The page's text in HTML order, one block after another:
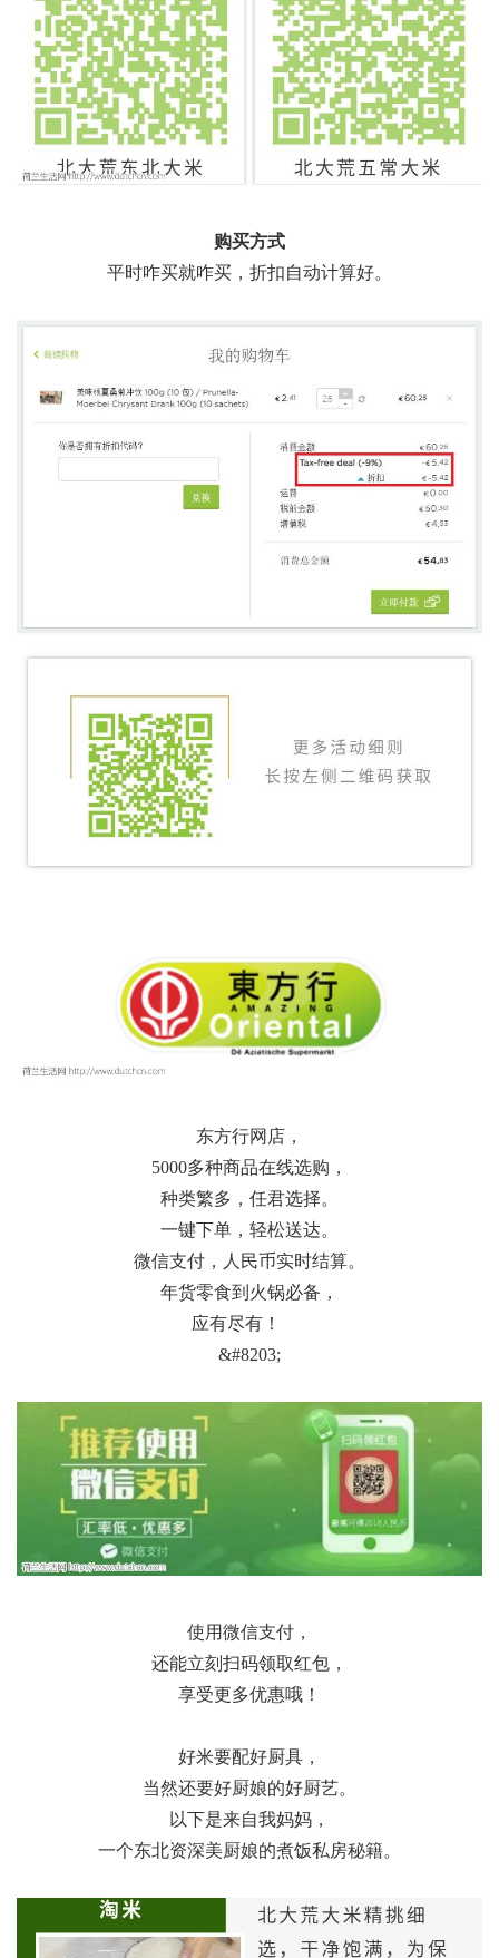
购买方式
平时咋买就咋买，折扣自动计算好。
东方行网店，
5000多种商品在线选购，
种类繁多，任君选择。
一键下单，轻松送达。
微信支付，人民币实时结算。
年货零食到火锅必备，
应有尽有！
&#8203;
使用微信支付，
还能立刻扫码领取红包，
享受更多优惠哦！
好米要配好厨具，
当然还要好厨娘的好厨艺。
以下是来自我妈妈，
一个东北资深美厨娘的煮饭私房秘籍。